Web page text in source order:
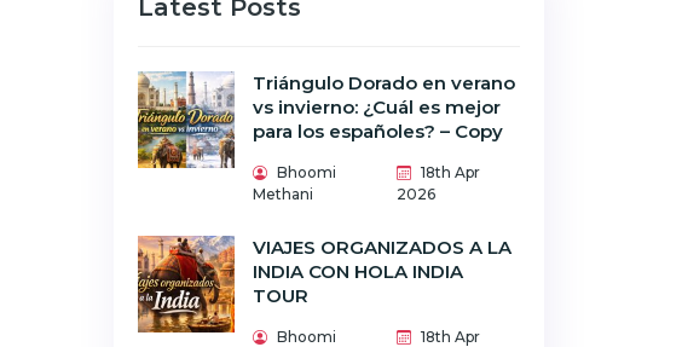
Latest Posts
Triángulo Dorado en verano
vs invierno: ¿Cuál es mejor
para los españoles? – Copy
Bhoomi
Methani
18th Apr
2026
VIAJES ORGANIZADOS A LA
INDIA CON HOLA INDIA
TOUR
Bhoomi
18th Apr